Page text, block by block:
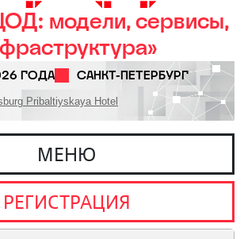
модели, сервисы,
ГОДА САНКТ-ПЕТЕРБУРГ
Pribaltiyskaya Hotel
МЕНЮ
РЕГИСТРАЦИЯ